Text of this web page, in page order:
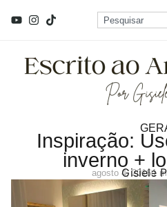
Inspiração:
inverno +
Gisiele
agosto 4, 20161